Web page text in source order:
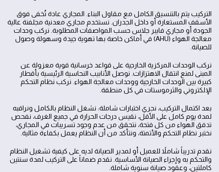
التركيب يتم بالتنسيق الكامل مع مقاول البناء. المجاري عادة تُخفى فوق
الأسقف المستعارة أو داخل الجدران. نستخدم مجاري معدنية مجلفنة عالية
الجودة أو مجاري فايبر جلاس حسب المواصفات المطلوبة. نركب وحدات
معالجة الهواء (AHU) في أماكن خاصة بها تهوية جيدة وسهولة وصول
للصيانة.
نركب الوحدات المركزية الخارجية على قواعد خرسانية قوية معزولة عن
المبنى لمنع انتقال الاهتزازات. نوصل الأنابيب النحاسية الرئيسية بأقطار
كبيرة بين الوحدات الخارجية ووحدات معالجة الهواء. نركب نظام التحكم
الإلكتروني والثرموستات في كل منطقة.
بعد اكتمال التركيب، نجري اختبارات شاملة: نشغل النظام بالكامل ونراقبه
لمدة يوم كامل على الأقل، نقيس درجات الحرارة في جميع الغرف، نفحص
تدفق الهواء من كل فتحة، نتحقق من عدم وجود تسريبات في المجاري،
نختبر نظام التحكم والأتمتة، ونتأكد من أن النظام يعمل بكفاءة مثالية.
نقدم تدريباً شاملاً للعميل أو لمدير الصيانة لديه على كيفية تشغيل النظام
والتحكم به وإجراء الصيانة الأساسية. نقدم ضماناً على التركيب لمدة سنتين
كاملتين، وعقود صيانة سنوية شاملة.